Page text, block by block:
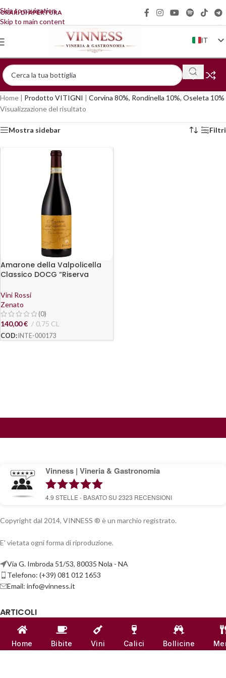
Skip to navigation
Skip to main content
ORARI DI APERTURA
IT
EN
FR
DE
Home | Prodotto VITIGNI | Corvina 80%, Rondinella 10%, Oseleta 10%
Visualizzazione del risultato
Mostra sidebar Filtri
Amarone della Valpolicella
Classico DOCG “Riserva
Vini Rossi
Zenato
(0)
140,00€ 0,75 CL
COD: INTE-000173
Vinness | Vineria & Gastronomia
4.9 STELLE - BASATO SU 2323 RECENSIONI
Copyright dal 2014, VINNESS ® è un marchio registrato.
E' vietata ogni forma di riproduzione.
Via G. Imbroda 51/53, 80035 Nola - NA
Telefono: (+39) 081 012 1653
Email: info@vinness.it
ARTICOLI
INFO & CONTATTI
Home Bibite Vini Calici Bollicine